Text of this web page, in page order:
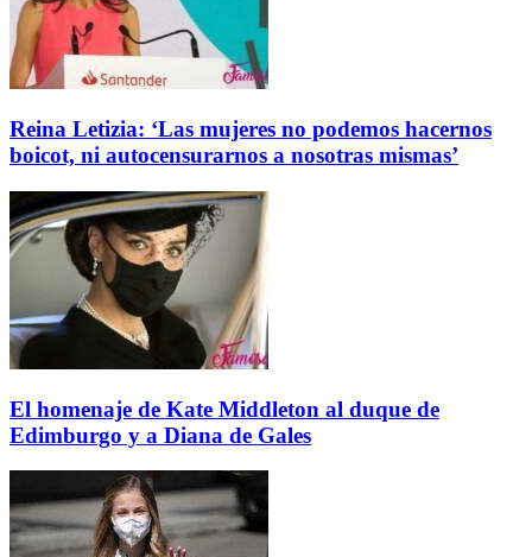
Reina Letizia: ‘Las mujeres no podemos hacernos
boicot, ni autocensurarnos a nosotras mismas’
El homenaje de Kate Middleton al duque de
Edimburgo y a Diana de Gales